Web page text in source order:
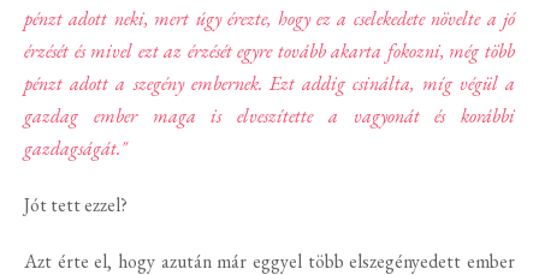
pénzt adott neki, mert úgy érezte, hogy ez a cselekedete növelte a jó
érzését és mivel ezt az érzését egyre tovább akarta fokozni, még több
pénzt adott a szegény embernek. Ezt addig csinálta, míg végül a
gazdag ember maga is elveszítette a vagyonát és korábbi
gazdagságát."
Jót tett ezzel?
Azt érte el, hogy azután már eggyel több elszegényedett ember